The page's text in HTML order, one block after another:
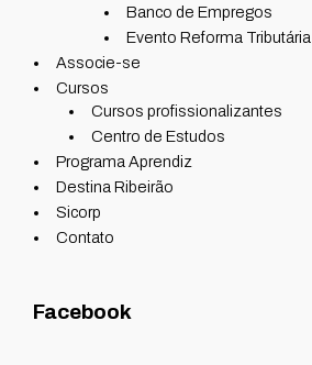
Banco de Empregos
Evento Reforma Tributária
Associe-se
Cursos
Cursos profissionalizantes
Centro de Estudos
Programa Aprendiz
Destina Ribeirão
Sicorp
Contato
Facebook